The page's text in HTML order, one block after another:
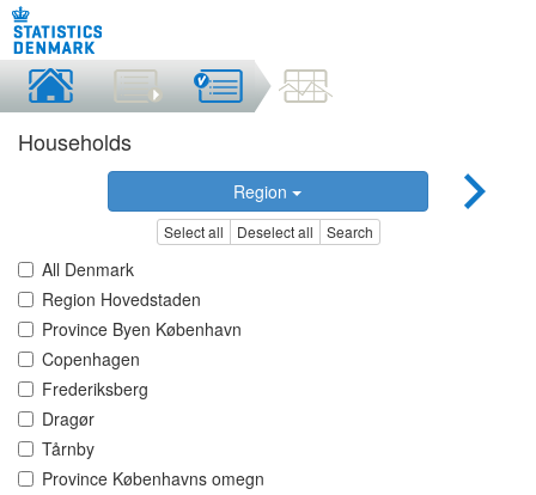
Households
Region
Select all Deselect all Search
All Denmark
Region Hovedstaden
Province Byen København
Copenhagen
Frederiksberg
Dragør
Tårnby
Province Københavns omegn